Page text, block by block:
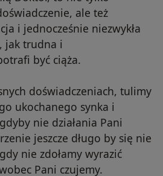
ale też
i jednocześnie niezwykła
jak trudna i
być ciąża.
doświadczeniach, tulimy
ukochanego synka i
nie działania Pani
jeszcze długo by się nie
nie zdołamy wyrazić
Pani czujemy.